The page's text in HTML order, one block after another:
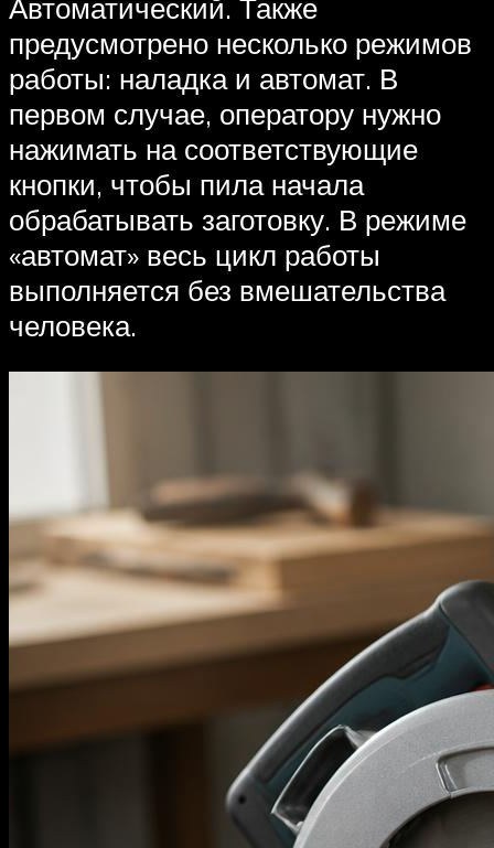
Автоматический. Также
предусмотрено несколько режимов
работы: наладка и автомат. В
первом случае, оператору нужно
нажимать на соответствующие
кнопки, чтобы пила начала
обрабатывать заготовку. В режиме
«автомат» весь цикл работы
выполняется без вмешательства
человека.